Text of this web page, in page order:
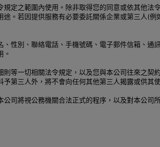
定之範圍內使用。除非取得您的同意或依其他法
。若因提供服務有必要委託關係企業或第三人(
性別、聯絡電話、手機號碼、電子郵件信箱、通
。
等一切相關法令規定，以及您與本公司往來之契
第三人外，將不會向任何其他第三人揭露或供其
司將視公務機關合法正式的程序，以及對本公司